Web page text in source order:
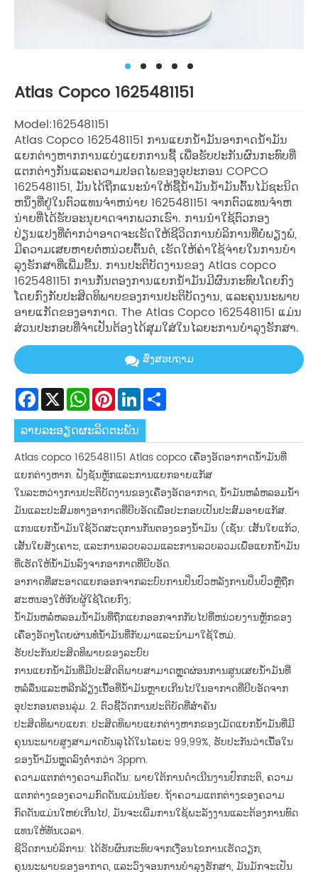
Atlas Copco 1625481151
Model:1625481151
Atlas Copco 1625481151 ການແຍກນ້ໍາມັນອາກາດນ້ໍາມັນ
ແຍກຕ່າງຫາກການແບ່ງແຍກການຊື້ ເພື່ອຮັບປະກັນຜົນກະທົບທີ່
ແຕກຕ່າງກັນແລະຄວາມປອດໄພຂອງອຸປະກອນ COPCO
1625481151, ມັນໄດ້ຖືກແນະນໍາໃຫ້ຊື້ນ້ໍາມັນນ້ໍາມັນຕົ້ນໄມ້ຊະນິດ
ຫນຶ່ງທີ່ຢູ່ໃນຕົວແທນຈໍາຫນ່າຍ 1625481151 ຈາກຕົວແທນຈໍາຫ
ນ່າຍທີ່ໄດ້ຮັບອະນຸຍາດຈາກພວກເຮົາ. ການນໍາໃຊ້ຕົວກອງ
ປ່ຽນແປງທີ່ຕໍ່າກວ່າອາດຈະເຮັດໃຫ້ຊີວິດການບໍລິການທີ່ບໍ່ພຽງພໍ,
ມີຄວາມເສຍຫາຍຕໍ່ຫນ່ວຍຕົ້ນຕໍ, ເຮັດໃຫ້ຄ່າໃຊ້ຈ່າຍໃນການບໍາ
ລຸງຮັກສາທີ່ເພີ່ມຂື້ນ. ການປະຕິບັດງານຂອງ Atlas copco
1625481151 ການກັ່ນຕອງການແຍກນ້ໍາມັນມີຜົນກະທົບໂດຍກົງ
ໂດຍກົງກັບປະສິດທິພາບຂອງການປະຕິບັດງານ, ແລະຄຸນນະພາບ
ອາຍແກັດຂອງອາກາດ. The Atlas Copco 1625481151 ແມ່ນ
ສ່ວນປະກອບທີ່ຈໍາເປັນຕ້ອງໄດ້ສຸມໃສ່ໃນໄລຍະການບໍາລຸງຮັກສາ.
ສົ່ງສອບຖາມ
Facebook
X WhatsApp
Pinterest
LinkedIn
ລາຍ​ລະ​ອຽດ​ຜະ​ລິດ​ຕະ​ພັນ
Atlas copco 1625481151 Atlas copco ເຄື່ອງອັດອາກາດນ້ໍາມັນທີ່
ແຍກຕ່າງຫາກ. ຟັງຊັນຫຼັກແລະການແຍກອາຍແກັສ
ໃນລະຫວ່າງການປະຕິບັດງານຂອງເຄື່ອງອັດອາກາດ, ນ້ໍາມັນຫລໍ່ຫລອມນ້ໍາ
ມັນແລະປະສົມທາງອາກາດທີ່ບີບອັດເພື່ອປະກອບເປັນປະສົມອາຍແກັສ.
ແກນແຍກນ້ໍາມັນໃຊ້ວັດສະດຸການກັ່ນຕອງຂອງນ້ໍາມັນ (ເຊັ່ນ: ເສັ້ນໃຍແກ້ວ,
ເສັ້ນໃຍສັງເຄາະ, ແລະການລວບລວມແລະການລວບລວມເພື່ອແຍກນ້ໍາມັນ
ທີ່ເຮັດໃຫ້ນ້ໍາມັນລົງຈາກອາກາດທີ່ບີບອັດ.
ອາກາດທີ່ສະອາດແຍກອອກຈາກລະບົບການປິ່ນປົວຫລັງການປິ່ນປົວຫຼືຖືກ
ສະຫນອງໃຫ້ກັບຜູ້ໃຊ້ໂດຍກົງ;
ນ້ໍາມັນຫລໍ່ຫລອມນ້ໍາມັນທີ່ຖືກແຍກອອກຈາກກັບໄປທີ່ຫນ່ວຍງານຫຼັກຂອງ
ເຄື່ອງອັດໆໂດຍຜ່ານທໍ່ນ້ໍາມັນທີ່ກັບມາແລະນໍາມາໃຊ້ໃຫມ່.
ຮັບປະກັນປະສິດທິພາບຂອງລະບົບ
ການແຍກນ້ໍາມັນທີ່ມີປະສິດຕິພາບສາມາດຫຼຸດຜ່ອນການສູນເສຍນ້ໍາມັນທີ່
ຫລໍ່ລື່ນແລະຫລີກລ້ຽງເນື້ອທີ່ນ້ໍາມັນຫຼາຍເກີນໄປໃນອາກາດທີ່ບີບອັດຈາກ
ອຸປະກອນຕອນລຸ່ມ. 2. ຕົວຊີ້ວັດການປະຕິບັດທີ່ສໍາຄັນ
ປະສິດທິພາບແຍກ: ປະສິດທິພາບແຍກຕ່າງຫາກຂອງເມັດແຍກນ້ໍາມັນທີ່ມີ
ຄຸນນະພາບສູງສາມາດບັນລຸໄດ້ໃນໄລຍະ 99,99%, ຮັບປະກັນວ່າເນື້ອໃນ
ຂອງນ້ໍາມັນຫຼຸດລົງຕໍ່າກວ່າ 3ppm.
ຄວາມແຕກຕ່າງຄວາມກົດດັນ: ພາຍໃຕ້ການດໍາເນີນງານປົກກະຕິ, ຄວາມ
ແຕກຕ່າງຂອງຄວາມກົດດັນແມ່ນນ້ອຍ. ຖ້າຄວາມແຕກຕ່າງຂອງຄວາມ
ກົດດັນແມ່ນໃຫຍ່ເກີນໄປ, ມັນຈະເພີ່ມການໃຊ້ພະລັງງານແລະຕ້ອງການທົດ
ແທນໃຫ້ທັນເວລາ.
ຊີວິດການບໍລິການ: ໄດ້ຮັບຜົນກະທົບຈາກເງື່ອນໄຂການເຮັດວຽກ,
ຄຸນນະພາບຂອງອາກາດ, ແລະວົງຈອນການບໍາລຸງຮັກສາ, ມັນມັກຈະເປັນ